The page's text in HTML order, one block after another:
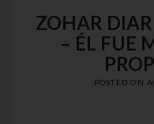
ZOHAR
– ÉL FUE
POSTED ON